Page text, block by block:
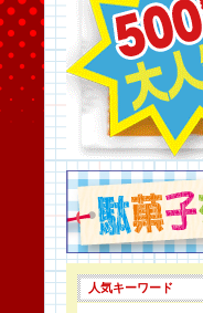
人気キーワード